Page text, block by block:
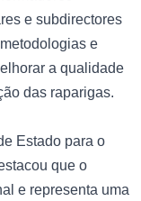
e subdirectores
e
a qualidade
das raparigas.
Estado para o
que o
e representa uma